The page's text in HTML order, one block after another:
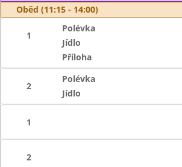
Oběd (11:15 - 14:00)
1
Polévka
Jídlo
Příloha
2
Polévka
Jídlo
1
2